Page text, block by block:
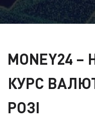
MONEY24 –
КУРС
РОЗІ